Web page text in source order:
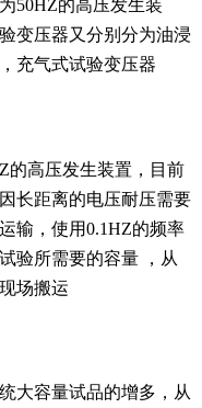
50HZ的高压发生装
验变压器又分别分为油浸
，充气式试验变压器
的高压发生装置，目前
长距离的电压耐压需要
输，使用0.1HZ的频率
验所需要的容量 ，从
场搬运
大容量试品的增多，从